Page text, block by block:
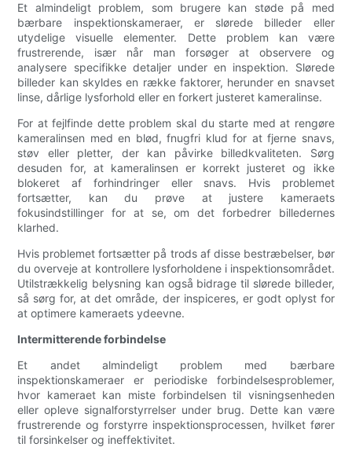
Et almindeligt problem, som brugere kan støde på med
bærbare inspektionskameraer, er slørede billeder eller
utydelige visuelle elementer. Dette problem kan være
frustrerende, især når man forsøger at observere og
analysere specifikke detaljer under en inspektion. Slørede
billeder kan skyldes en række faktorer, herunder en snavset
linse, dårlige lysforhold eller en forkert justeret kameralinse.
For at fejlfinde dette problem skal du starte med at rengøre
kameralinsen med en blød, fnugfri klud for at fjerne snavs,
støv eller pletter, der kan påvirke billedkvaliteten. Sørg
desuden for, at kameralinsen er korrekt justeret og ikke
blokeret af forhindringer eller snavs. Hvis problemet
fortsætter, kan du prøve at justere kameraets
fokusindstillinger for at se, om det forbedrer billedernes
klarhed.
Hvis problemet fortsætter på trods af disse bestræbelser, bør
du overveje at kontrollere lysforholdene i inspektionsområdet.
Utilstrækkelig belysning kan også bidrage til slørede billeder,
så sørg for, at det område, der inspiceres, er godt oplyst for
at optimere kameraets ydeevne.
Intermitterende forbindelse
Et andet almindeligt problem med bærbare
inspektionskameraer er periodiske forbindelsesproblemer,
hvor kameraet kan miste forbindelsen til visningsenheden
eller opleve signalforstyrrelser under brug. Dette kan være
frustrerende og forstyrre inspektionsprocessen, hvilket fører
til forsinkelser og ineffektivitet.